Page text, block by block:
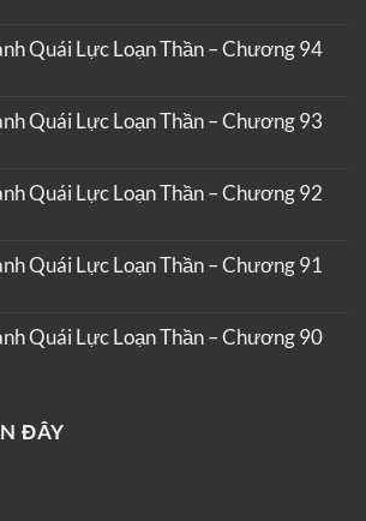
Quái Lực Loạn Thần – Chương 94
Quái Lực Loạn Thần – Chương 93
Quái Lực Loạn Thần – Chương 92
Quái Lực Loạn Thần – Chương 91
Quái Lực Loạn Thần – Chương 90
ĐÂY